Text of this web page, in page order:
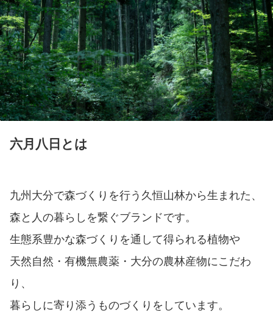
六月八日とは
九州大分で森づくりを行う久恒山林から生まれた、
森と人の暮らしを繋ぐブランドです。
生態系豊かな森づくりを通して得られる植物や
天然自然・有機無農薬・大分の農林産物にこだわ
り、
暮らしに寄り添うものづくりをしています。